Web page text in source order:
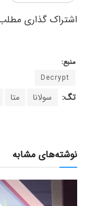
منبع:
Decrypt
تگ: سولانا متا
نوشته‌های مشابه